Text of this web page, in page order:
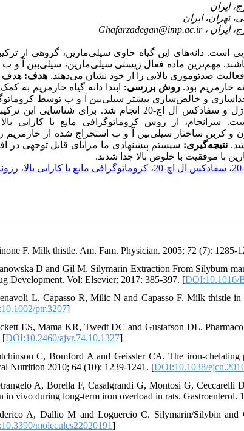
Ghafarzadegan@imp.ac.ir
است. دانه‌های این گیاه حاوی سیلی‌مارین، گروهی از
مهم‌ترین ماده فعال زیستی سیلی‌مارین، سیلی‌بین آ و
ضدتوموری بالایی را از خود نشان می‌دهند. هدف: هدف
خارمریم بود.روش بررسی:
ابتدا دانه گیاه خارمریم به
و خالص‌سازی بیشتر سیلی‌بین آ و ب توسط
ستونی به ترتیب با استفاده از فازهای ساکن رزین دیایون اچ پی-20 ، سیلیکاژل و سفادکس ال اچ-20 انجام شد. برای
از روش کروماتوگرافی مایع با کارایی
کربن ساختار سیلی‌بین آ و ب استخراج شده از خارمریم را
نتیجه‌گیری: سیستم پیشنهادی ما مزایای قابل‌ توجهی در
با موفقیت با خلوص بالا جدا شدند.
، سفادکس ال اچ-20 ، کروماتوگرافی مایع با کارایی بالا،
F. Milk thistle. Am. Fam. Physician. 2005; 72 (7): 1285-
D and Gil M. Silymarin Extraction From Silybum
Development. Vol: Elsevier; 2017: 385-397. [DOI:10.1016/
L, Capasso R, Milic N and Capasso F. Milk thistle in
ptr.3207]
ES, Mama KR, Twedt DC and Gustafson DL.
[DOI:10.2460/ajvr.74.10.1327]
C, Bomford A and Geissler CA. The iron-chelating
Nutrition 2010; 64 (10): 1239-1241. [DOI:10.1038/
A, Borella F, Casalgrandi G, Montosi G,
in vivo during long-term iron overload in rats. Gastroenterol.
A, Dallio M and Loguercio C. Silymarin/Silybin
molecules22020191]